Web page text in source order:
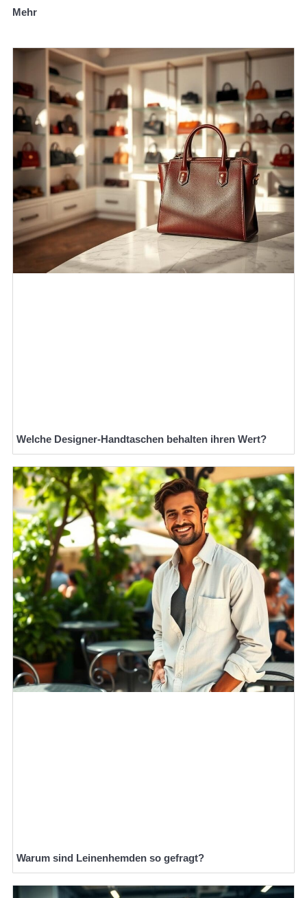
Mehr
Welche Designer-Handtaschen behalten ihren Wert?
Warum sind Leinenhemden so gefragt?